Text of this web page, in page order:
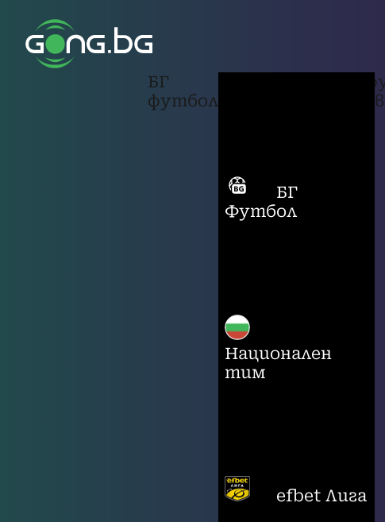
БГ
футбол
БГ
Футбол
Национален
тим
efbet Лига